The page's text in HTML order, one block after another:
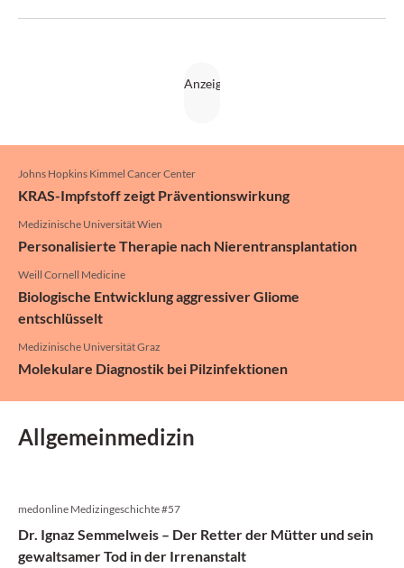
Johns Hopkins Kimmel Cancer Center
KRAS-Impfstoff zeigt Präventionswirkung
Medizinische Universität Wien
Personalisierte Therapie nach Nierentransplantation
Weill Cornell Medicine
Biologische Entwicklung aggressiver Gliome
entschlüsselt
Medizinische Universität Graz
Molekulare Diagnostik bei Pilzinfektionen
Allgemeinmedizin
medonline Medizingeschichte #57
Dr. Ignaz Semmelweis – Der Retter der Mütter und sein
gewaltsamer Tod in der Irrenanstalt